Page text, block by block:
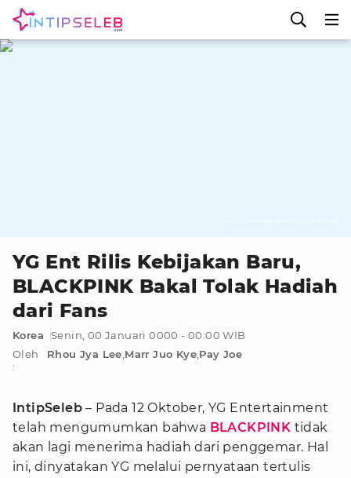
YG Ent Rilis Kebijakan Baru,
BLACKPINK Bakal Tolak Hadiah
dari Fans
Korea
Senin, 00 Januari 0000 - 00:00 WIB
Oleh
:
Rhou Jya Lee Marr Juo Kye Pay Joe
IntipSeleb – Pada 12 Oktober, YG Entertainment
telah mengumumkan bahwa BLACKPINK tidak
akan lagi menerima hadiah dari penggemar. Hal
ini, dinyatakan YG melalui pernyataan tertulis